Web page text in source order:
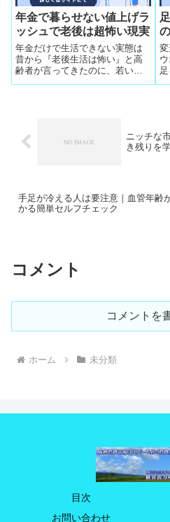
年金で暮らせない値上げラ
ッシュで老後は超怖い現実
年金だけで生活できない実態は
昔から『老後生活は怖い』と高
齢者が言ってきたのに、若い人
は切実感がなくて65歳を過ぎる
ニッチな
き残りを
手足が冷える人は要注意｜血管年齢
かる簡単セルフチェック
コメント
コメントを
ホーム 未分類
目次
お問い合わせ